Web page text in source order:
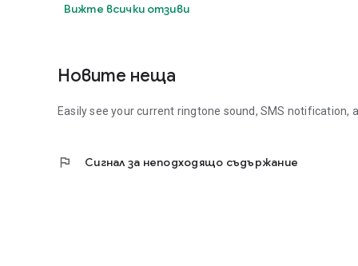
Вижте всички отзиви
Новите неща
Easily see your current ringtone sound, SMS notification,
flag Сигнал за неподходящо съдържание